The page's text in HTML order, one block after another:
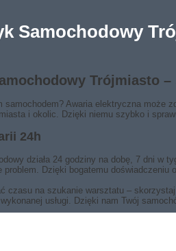
Samochodowy
Trójmiasto
samochodem? Awaria elektryczna może
i okolic. Dzięki niemu szybko i
24h
działa 24 godziny na dobę, 7 dni
problem. Dzięki bogatemu
czasu na szukanie warsztatu –
usługi. Dzięki nam Twój